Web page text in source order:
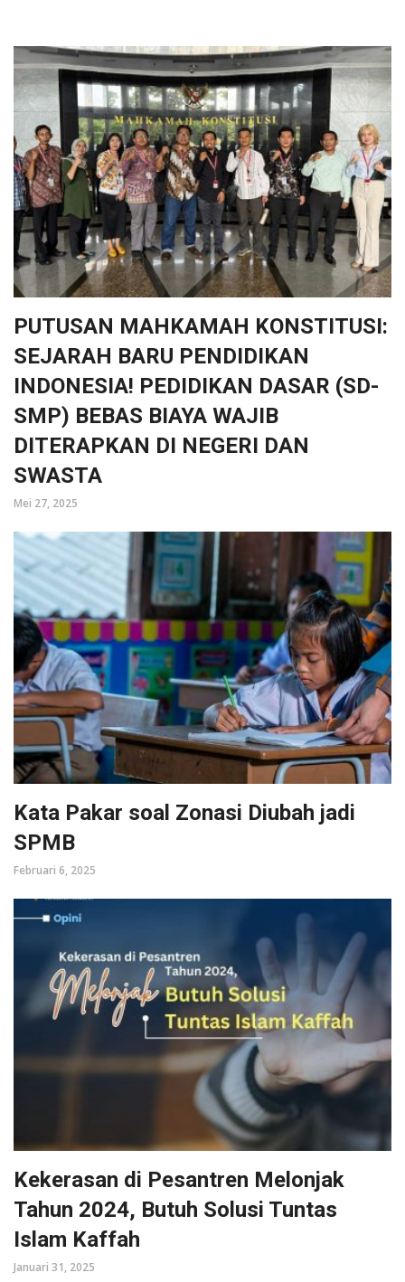
PUTUSAN MAHKAMAH KONSTITUSI:
SEJARAH BARU PENDIDIKAN
INDONESIA! PEDIDIKAN DASAR (SD-
SMP) BEBAS BIAYA WAJIB
DITERAPKAN DI NEGERI DAN
SWASTA
Mei 27, 2025
Kata Pakar soal Zonasi Diubah jadi
SPMB
Februari 6, 2025
Kekerasan di Pesantren Melonjak
Tahun 2024, Butuh Solusi Tuntas
Islam Kaffah
Januari 31, 2025